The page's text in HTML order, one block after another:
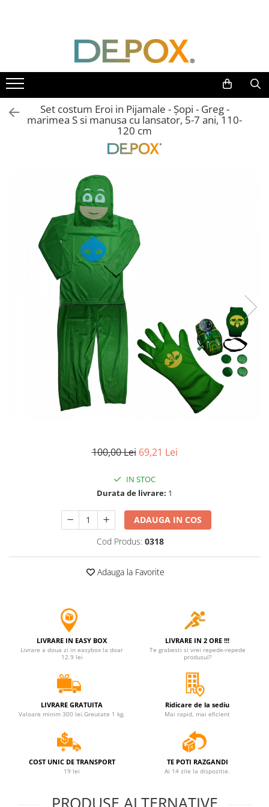
Toate Produsele
SPORT & TIMP LIBER
AUTOAPARARE
Pumnaluri si boxuri
Bastoane telescopice si nunceaguri
Seturi & accesorii autoaparare
VANATOARE, DRUMETII & CAMPING
Cutite vanatoare
Briceaguri fluture & antrenament
Sabii & Macete
Accesorii tactice si sport
Accesori camping & drumetii
Topor camping
Seturi de cutite & accesorii
vanatoare si tactice
BINOCLURI & LUNETE
Prastii profesionale de vanatoare
Rucsacuri si huse
Bile metalice
Costume si seturi pentru copii
Accesorii costume copii
Plusuri roblox, rainbow friend
Instrumente muzicale de jucarie
Gaming, Carti & Birotica
Costume Halloween copii
Costume spiderman
ACCESORII & DIVERSE
Accesorii decorative
Echipamente petrecere
Jocuri de sah si table
Produse si dispozitive ajutatoare
Set costum Eroi in Pijamale - Șopi - Greg -
marimea S si manusa cu lansator, 5-7 ani, 110-
120 cm
100,00 Lei 69,21 Lei
IN STOC
Durata de livrare: 1
ADAUGA IN COS
Cod Produs: 0318
Adauga la Favorite
LIVRARE IN EASY BOX
Livrare a doua zi in easybox la doar
12.9 lei
LIVRARE IN 2 ORE !!!
Te grabesti si vrei repede-repede
produsul?
LIVRARE GRATUITA
Valoare minim 300 lei.Greutate 1 kg.
Ridicare de la sediu
Mai rapid, mai eficient
COST UNIC DE TRANSPORT
19 lei
TE POTI RAZGANDI
Ai 14 zile la dispozitie.
PRODUSE ALTERNATIVE